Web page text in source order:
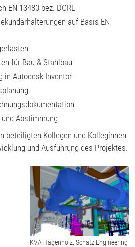
EN 13480 bez. DGRL
auf Basis EN
für Bau & Stahlbau
in Autodesk Inventor
Abstimmung
beteiligten Kollegen und Kolleginnen
und Ausführung des Projektes.
KVA Hagenholz, Schatz Engineering